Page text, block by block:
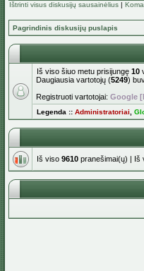
Ištrinti visus diskusijų sausainėlius |
Pagrindinis diskusijų puslapis
Iš viso šiuo metu prisijungę 10
Daugiausia vartotojų (5249)
Registruoti vartotojai: Google
Legenda :: Administratoriai
Iš viso 9610 pranešimai(ų) | Iš